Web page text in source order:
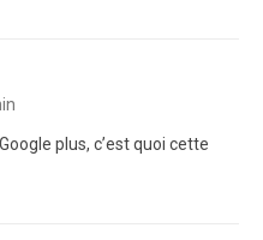
plus, c’est quoi cette